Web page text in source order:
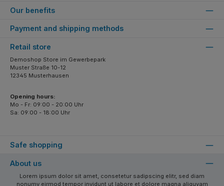
Our benefits
Payment and shipping methods
Safe shopping
Retail store
Demoshop Store im Gewerbepark
Muster Straße 10-12
12345 Musterhausen
Opening hours:
Mo - Fr: 09:00 - 20:00 Uhr
Sa: 09:00 - 18:00 Uhr
About us
Lorem ipsum dolor sit amet, consetetur sadipscing elitr, sed diam
nonumy eirmod tempor invidunt ut labore et dolore magna aliquyam